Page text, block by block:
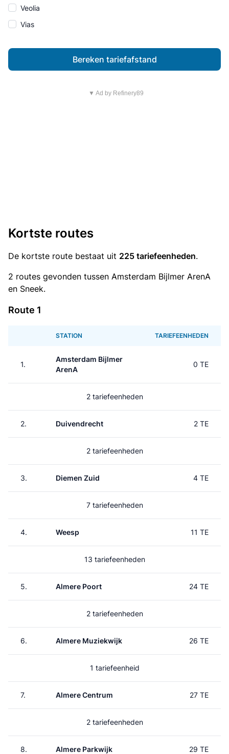
Veolia
Vias
Bereken tariefafstand
▼ Ad by Refinery89
Kortste routes
De kortste route bestaat uit 225 tariefeenheden.
2 routes gevonden tussen Amsterdam Bijlmer ArenA
en Sneek.
Route 1
STATION TARIEFEENHEDEN
1.
Amsterdam Bijlmer
ArenA
0 TE
2 tariefeenheden
2. Duivendrecht 2 TE
2 tariefeenheden
3. Diemen Zuid 4 TE
7 tariefeenheden
4. Weesp 11 TE
13 tariefeenheden
5. Almere Poort 24 TE
2 tariefeenheden
6. Almere Muziekwijk 26 TE
1 tariefeenheid
7. Almere Centrum 27 TE
2 tariefeenheden
8. Almere Parkwijk 29 TE